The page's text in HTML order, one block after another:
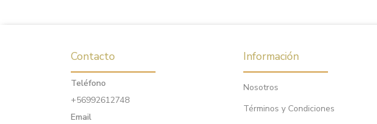
Contacto
Teléfono
+56992612748
Email
Información
Nosotros
Términos y Condiciones